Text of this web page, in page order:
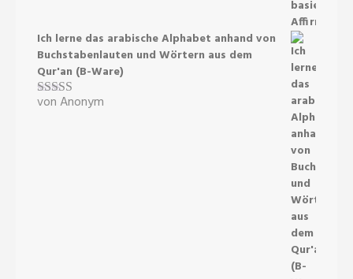
Ich lerne das arabische Alphabet anhand von
Buchstabenlauten und Wörtern aus dem
Qur'an (B-Ware)
Bewertet mit
von Anonym